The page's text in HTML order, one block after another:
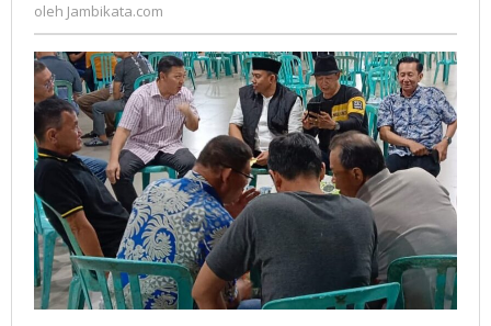
Abdul
Rahman-
H
Andi
Muhammad
Guntur
oleh Jambikata.com